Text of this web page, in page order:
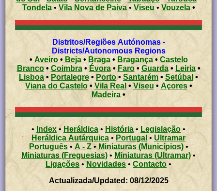
Tondela•Vila Nova de Paiva• Viseu• Vouzela •
Distritos/Regiões Autónomas -
Districts/Autonomous Regions
• Aveiro• Beja• Braga• Bragança• Castelo
Branco•Coimbra• Évora• Faro• Guarda•Leiria•
Lisboa • Portalegre • Porto• Santarém • Setúbal •
Viana do Castelo• Vila Real • Viseu • Açores •
Madeira •
• Index • Heráldica • História • Legislação •
Heráldica Autárquica • Portugal • Ultramar
Português• A - Z• Miniaturas (Municípios)•
Miniaturas (Freguesias) • Miniaturas (Ultramar)•
Ligações •Novidades • Contacto•
Actualizada/Updated: 08/12/2025